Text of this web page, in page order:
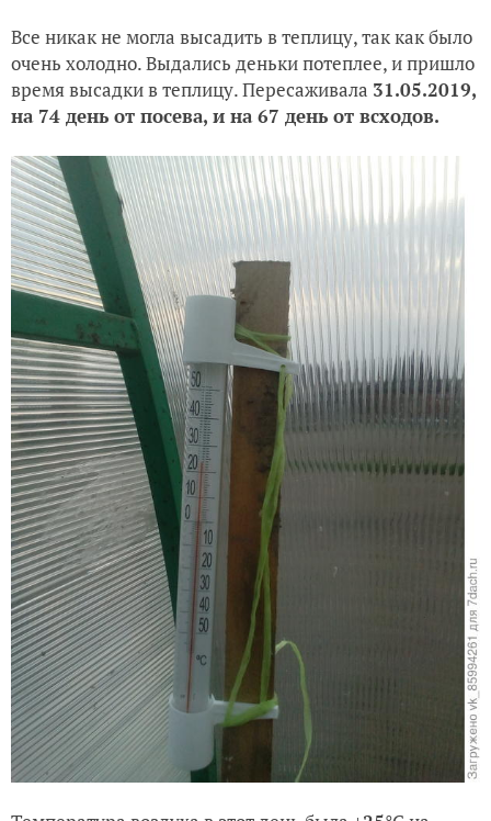
Все никак не могла высадить в теплицу, так как было
очень холодно. Выдались деньки потеплее, и пришло
время высадки в теплицу. Пересаживала 31.05.2019,
на 74 день от посева, и на 67 день от всходов.